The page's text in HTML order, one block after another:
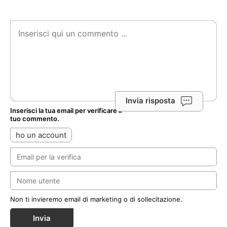
Invia risposta
Inserisci la tua email per verificare il
tuo commento.
ho un account
Non ti invieremo email di marketing o di sollecitazione.
Invia